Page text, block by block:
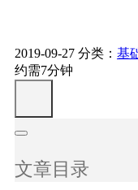
2019-09-27 分类： 基
约需7分钟
文章目录